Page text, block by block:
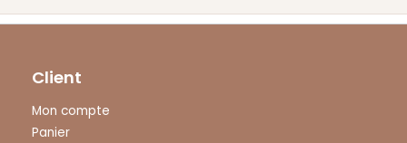
Client
Mon compte
Panier